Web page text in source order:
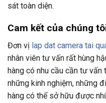
sát toàn diện.
Cam kết của chúng
Đơn vị lap dat camera tai
nhân viên tư vấn rất hùng
hàng có nhu cầu cần tư
những kinh nghiệm, những
hàng có thể sở hữu được